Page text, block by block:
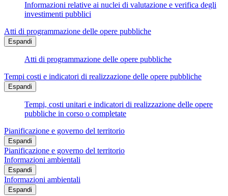
Informazioni relative ai nuclei di valutazione e verifica degli
investimenti pubblici
Atti di programmazione delle opere pubbliche
Espandi
Atti di programmazione delle opere pubbliche
Tempi costi e indicatori di realizzazione delle opere pubbliche
Espandi
Tempi, costi unitari e indicatori di realizzazione delle opere
pubbliche in corso o completate
Pianificazione e governo del territorio
Espandi
Pianificazione e governo del territorio
Informazioni ambientali
Espandi
Informazioni ambientali
Espandi